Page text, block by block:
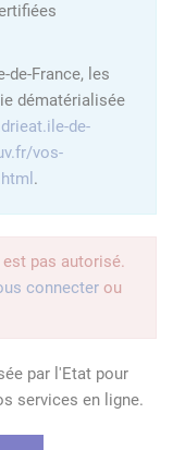
de-France, les
dématérialisée
de-
vos-
.
pas autorisé.
connecter ou
par l'Etat pour
services en ligne.